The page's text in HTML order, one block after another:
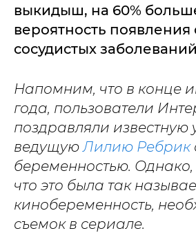
выкидыш, на 60%
вероятность появления
сосудистых
Напомним, что в конце
года, пользователи
поздравляли известную
ведущую Лилию Ребрик
беременностью. Однако,
что это была так
кинобеременность,
съемок в сериале.